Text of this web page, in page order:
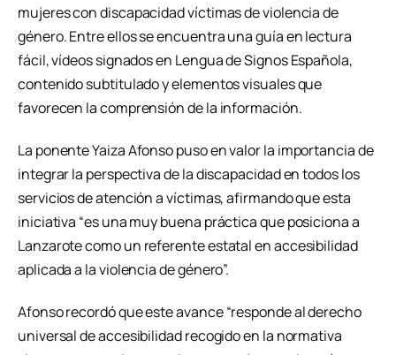
mujeres con discapacidad víctimas de violencia de
género. Entre ellos se encuentra una guía en lectura
fácil, vídeos signados en Lengua de Signos Española,
contenido subtitulado y elementos visuales que
favorecen la comprensión de la información.
La ponente Yaiza Afonso puso en valor la importancia de
integrar la perspectiva de la discapacidad en todos los
servicios de atención a víctimas, afirmando que esta
iniciativa “es una muy buena práctica que posiciona a
Lanzarote como un referente estatal en accesibilidad
aplicada a la violencia de género”.
Afonso recordó que este avance “responde al derecho
universal de accesibilidad recogido en la normativa